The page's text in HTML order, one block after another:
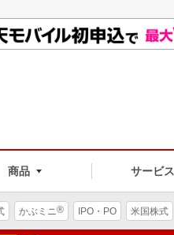
商品 サービス
かぶミニ® IPO・PO 米国株式